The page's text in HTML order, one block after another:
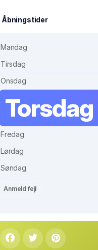
Åbningstider
Mandag
Tirsdag
Onsdag
Torsdag
Fredag
Lørdag
Søndag
Anmeld fejl